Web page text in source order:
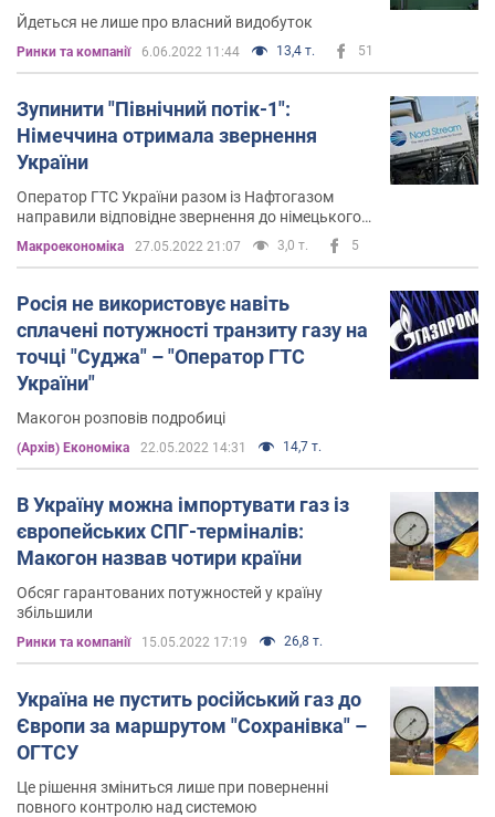
Йдеться не лише про власний видобуток
Ринки та компанії 6.06.2022 11:44 13,4 т. 51
Зупинити "Північний потік-1":
Німеччина отримала звернення
України
Оператор ГТС України разом із Нафтогазом
направили відповідне звернення до німецького
Mакроекономіка 27.05.2022 21:07 3,0 т. 5
Росія не використовує навіть
сплачені потужності транзиту газу на
точці "Суджа" – "Оператор ГТС
України"
Макогон розповів подробиці
(Архів) Економіка 22.05.2022 14:31 14,7 т.
В Україну можна імпортувати газ із
європейських СПГ-терміналів:
Макогон назвав чотири країни
Обсяг гарантованих потужностей у країну
збільшили
Ринки та компанії 15.05.2022 17:19 26,8 т.
Україна не пустить російський газ до
Європи за маршрутом "Сохранівка" –
ОГТСУ
Це рішення зміниться лише при поверненні
повного контролю над системою